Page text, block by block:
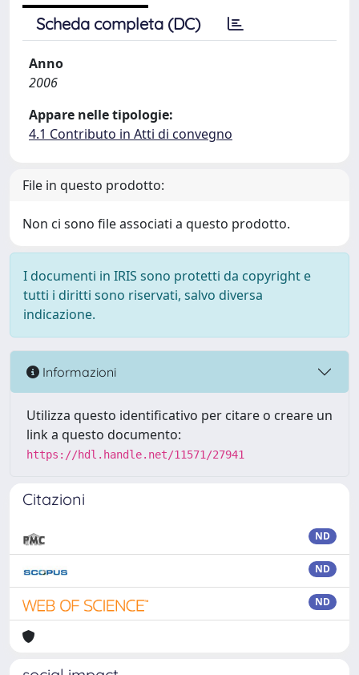
Scheda completa (DC)
Anno
2006
Appare nelle tipologie:
4.1 Contributo in Atti di convegno
File in questo prodotto:
Non ci sono file associati a questo prodotto.
I documenti in IRIS sono protetti da copyright e
tutti i diritti sono riservati, salvo diversa
indicazione.
Informazioni
Utilizza questo identificativo per citare o creare un
link a questo documento:
https://hdl.handle.net/11571/27941
Citazioni
ND
ND
ND